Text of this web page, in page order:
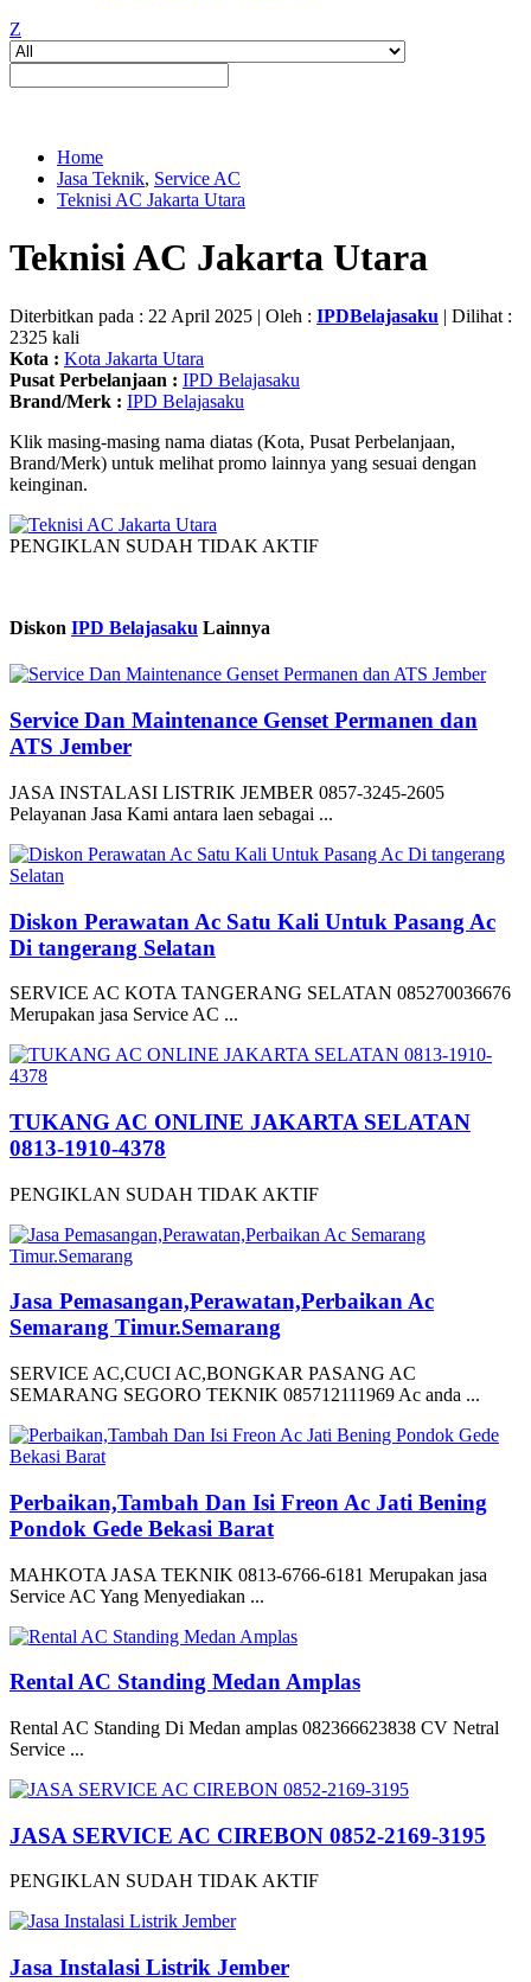
Z
Home
Jasa Teknik, Service AC
Teknisi AC Jakarta Utara
Teknisi AC Jakarta Utara
Diterbitkan pada : 22 April 2025 | Oleh : IPDBelajasaku | Dilihat :
2325 kali
Kota : Kota Jakarta Utara
Pusat Perbelanjaan : IPD Belajasaku
Brand/Merk : IPD Belajasaku
Klik masing-masing nama diatas (Kota, Pusat Perbelanjaan,
Brand/Merk) untuk melihat promo lainnya yang sesuai dengan
keinginan.
PENGIKLAN SUDAH TIDAK AKTIF
Diskon IPD Belajasaku Lainnya
Service Dan Maintenance Genset Permanen dan
ATS Jember
JASA INSTALASI LISTRIK JEMBER 0857-3245-2605
Pelayanan Jasa Kami antara laen sebagai ...
Diskon Perawatan Ac Satu Kali Untuk Pasang Ac
Di tangerang Selatan
SERVICE AC KOTA TANGERANG SELATAN 085270036676
Merupakan jasa Service AC ...
TUKANG AC ONLINE JAKARTA SELATAN
0813-1910-4378
PENGIKLAN SUDAH TIDAK AKTIF
Jasa Pemasangan,Perawatan,Perbaikan Ac
Semarang Timur.Semarang
SERVICE AC,CUCI AC,BONGKAR PASANG AC
SEMARANG SEGORO TEKNIK 085712111969 Ac anda ...
Perbaikan,Tambah Dan Isi Freon Ac Jati Bening
Pondok Gede Bekasi Barat
MAHKOTA JASA TEKNIK 0813-6766-6181 Merupakan jasa
Service AC Yang Menyediakan ...
Rental AC Standing Medan Amplas
Rental AC Standing Di Medan amplas 082366623838 CV Netral
Service ...
JASA SERVICE AC CIREBON 0852-2169-3195
PENGIKLAN SUDAH TIDAK AKTIF
Jasa Instalasi Listrik Jember